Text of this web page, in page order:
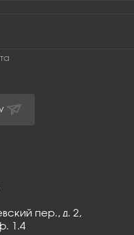
пер., д. 2,
1.4